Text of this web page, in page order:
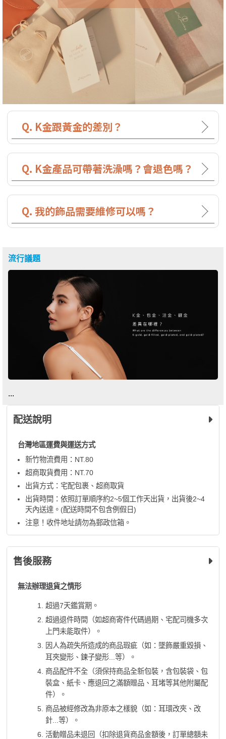
Q. K金跟黃金的差別？
Q. K金產品可帶著洗澡嗎？會退色嗎？
Q. 我的飾品需要維修可以嗎？
流行議題
...
配送說明
台灣地區運費與運送方式
新竹物流費用：NT.80
超商取貨費用：NT.70
出貨方式：宅配包裹、超商取貨
出貨時間：依照訂單順序約2~5個工作天出貨，出貨後2~4
天內送達。(配送時間不包含例假日)
注意！收件地址請勿為郵政信箱。
售後服務
無法辦理退貨之情形
超過7天鑑賞期。
超過退件時間（如超商寄件代碼過期、宅配司機多次
上門未能取件）。
因人為疏失所造成的商品瑕疵（如：墜飾嚴重毀損、
耳夾變形、鍊子變形...等）。
商品配件不全（須保持商品全新包裝，含包裝袋、包
裝盒、紙卡、應退回之滿額贈品、耳堵等其他附屬配
件）。
商品被經修改為非原本之樣貌（如：耳環改夾、改
針...等）。
活動贈品未退回（扣除退貨商品金額後，訂單總額未